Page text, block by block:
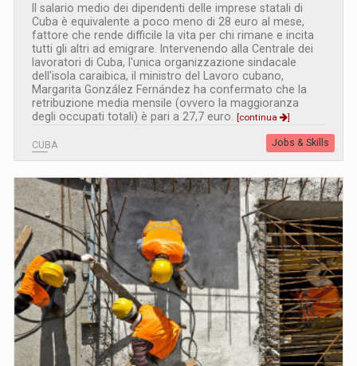
Il salario medio dei dipendenti delle imprese statali di
Cuba è equivalente a poco meno di 28 euro al mese,
fattore che rende difficile la vita per chi rimane e incita
tutti gli altri ad emigrare. Intervenendo alla Centrale dei
lavoratori di Cuba, l'unica organizzazione sindacale
dell'isola caraibica, il ministro del Lavoro cubano,
Margarita González Fernández ha confermato che la
retribuzione media mensile (ovvero la maggioranza
degli occupati totali) è pari a 27,7 euro. [continua ]
CUBA Jobs & Skills